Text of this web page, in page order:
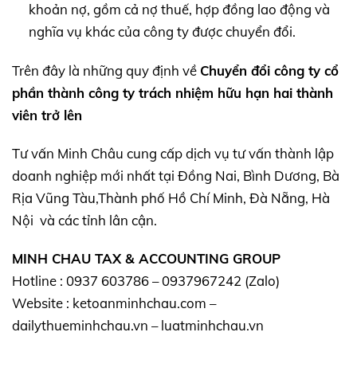
khoản nợ, gồm cả nợ thuế, hợp đồng lao động và
nghĩa vụ khác của công ty được chuyển đổi.
Trên đây là những quy định về Chuyển đổi công ty cổ
phần thành công ty trách nhiệm hữu hạn hai thành
viên trở lên
Tư vấn Minh Châu cung cấp dịch vụ tư vấn thành lập
doanh nghiệp mới nhất tại Đồng Nai, Bình Dương, Bà
Rịa Vũng Tàu,Thành phố Hồ Chí Minh, Đà Nẵng, Hà
Nội và các tỉnh lân cận.
MINH CHAU TAX & ACCOUNTING GROUP
Hotline : 0937 603786 – 0937967242 (Zalo)
Website : ketoanminhchau.com –
dailythueminhchau.vn – luatminhchau.vn